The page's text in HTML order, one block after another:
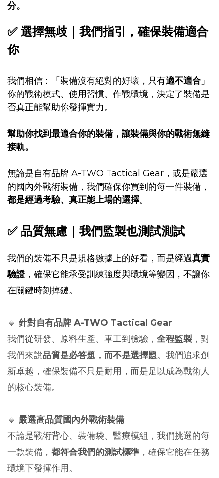
分。
✅ 選擇無歧｜我們指引，確保裝備適合
你
我們相信：「裝備沒有絕對的好壞，只有適不適合 」
你的戰術模式、使用習慣、作戰環境，決定了裝備是
否真正能幫助你發揮實力。
幫助你找到最適合你的裝備，讓裝備與你的戰術無縫
接軌。
無論是自有品牌 A-TWO Tactical Gear，或是嚴選
的國內外戰術裝備，我們確保你買到的每一件裝備，
都是經過考驗、真正能上場的選擇。
✅ 品質無慮｜我們監製也測試測試
我們的裝備不只是規格數據上的好看，而是經過真實
驗證，確保它能承受訓練強度與環境等變因，不讓你
在關鍵時刻掉鏈。
🔹 針對自有品牌 A-TWO Tactical Gear
我們從研發、原料生產、車工到檢驗， 全程監製 ，對
我們來說品質是必答題，而不是選擇題。我們追求創
新卓越，確保裝備不只是耐用，而是足以成為戰術人
的核心裝備。
🔹 嚴選高品質國內外戰術裝備
不論是戰術背心、裝備袋、醫療模組，我們挑選的每
一款裝備， 都符合我們的測試標準 ，確保它能在任務
環境下發揮作用。